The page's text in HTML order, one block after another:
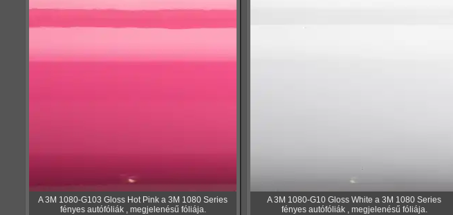
A 3M 1080-G103 Gloss Hot Pink a 3M 1080 Series
fényes autófóliák , megjelenésű fóliája.
A 3M 1080-G10 Gloss White a 3M 1080 Series
fényes autófóliák , megjelenésű fóliája.